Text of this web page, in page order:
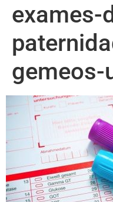
exames-
gemeos-